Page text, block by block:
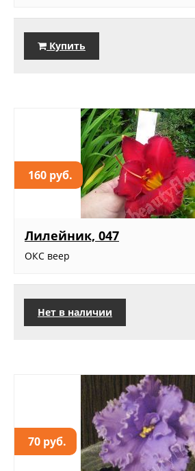
Купить
160 руб.
Лилейник, 047
ОКС веер
Нет в наличии
70 руб.